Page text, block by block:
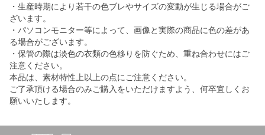
・生産時期により若干の色ブレやサイズの変動が生じる場合がご
ざいます。
・パソコンモニター等によって、画像と実際の商品に色の差があ
る場合がございます。
・保管の際は淡色の衣類の色移りを防ぐため、重ね合わせにはご
注意ください。
本品は、素材特性上以上の点にご注意ください。
ご了承頂ける場合のみご購入をいただけますよう、何卒宜しくお
願いいたします。